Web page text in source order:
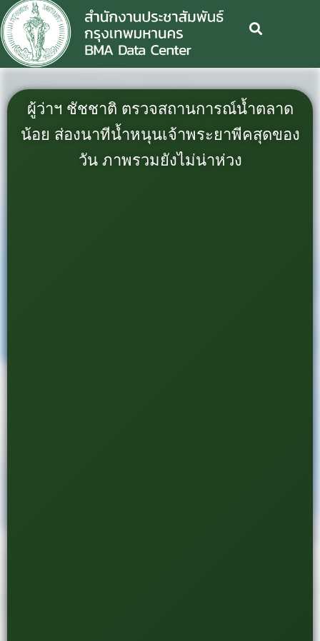
ผู้ว่าฯ ชัชชาติ ตรวจสถานการณ์น้ำตลาด
น้อย ส่องนาทีน้ำหนุนเจ้าพระยาพีคสุดของ
วัน ภาพรวมยังไม่น่าห่วง